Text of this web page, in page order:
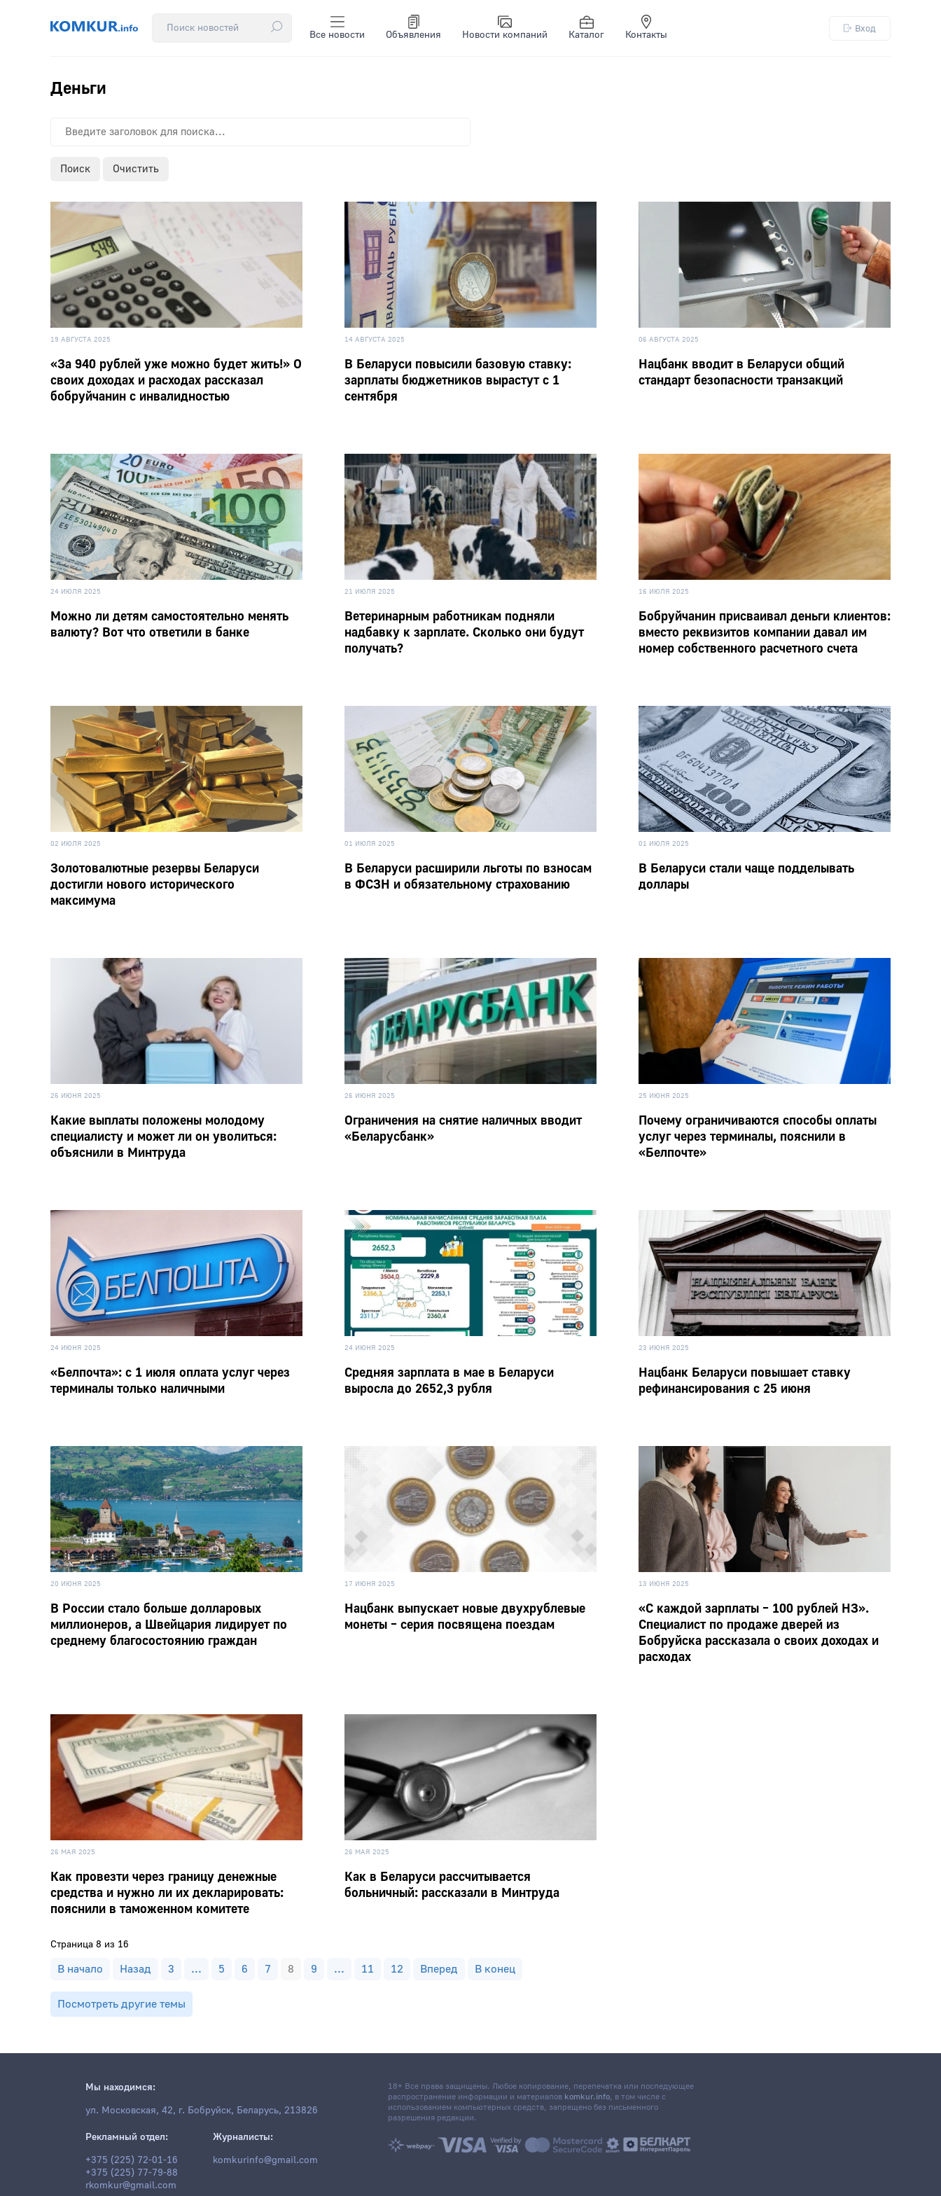
Все новости Объявления Новости компаний Каталог Контакты
Вход
Деньги
Поиск Очистить
19 АВГУСТА 2025
«За 940 рублей уже можно будет жить!» О
своих доходах и расходах рассказал
бобруйчанин с инвалидностью
14 АВГУСТА 2025
В Беларуси повысили базовую ставку:
зарплаты бюджетников вырастут с 1
сентября
06 АВГУСТА 2025
Нацбанк вводит в Беларуси общий
стандарт безопасности транзакций
24 ИЮЛЯ 2025
Можно ли детям самостоятельно менять
валюту? Вот что ответили в банке
21 ИЮЛЯ 2025
Ветеринарным работникам подняли
надбавку к зарплате. Сколько они будут
получать?
16 ИЮЛЯ 2025
Бобруйчанин присваивал деньги клиентов:
вместо реквизитов компании давал им
номер собственного расчетного счета
02 ИЮЛЯ 2025
Золотовалютные резервы Беларуси
достигли нового исторического
максимума
01 ИЮЛЯ 2025
В Беларуси расширили льготы по взносам
в ФСЗН и обязательному страхованию
01 ИЮЛЯ 2025
В Беларуси стали чаще подделывать
доллары
26 ИЮНЯ 2025
Какие выплаты положены молодому
специалисту и может ли он уволиться:
объяснили в Минтруда
26 ИЮНЯ 2025
Ограничения на снятие наличных вводит
«Беларусбанк»
25 ИЮНЯ 2025
Почему ограничиваются способы оплаты
услуг через терминалы, пояснили в
«Белпочте»
24 ИЮНЯ 2025
«Белпочта»: с 1 июля оплата услуг через
терминалы только наличными
24 ИЮНЯ 2025
Средняя зарплата в мае в Беларуси
выросла до 2652,3 рубля
23 ИЮНЯ 2025
Нацбанк Беларуси повышает ставку
рефинансирования с 25 июня
20 ИЮНЯ 2025
В России стало больше долларовых
миллионеров, а Швейцария лидирует по
среднему благосостоянию граждан
17 ИЮНЯ 2025
Нацбанк выпускает новые двухрублевые
монеты – серия посвящена поездам
13 ИЮНЯ 2025
«С каждой зарплаты – 100 рублей НЗ».
Специалист по продаже дверей из
Бобруйска рассказала о своих доходах и
расходах
26 МАЯ 2025
Как провезти через границу денежные
средства и нужно ли их декларировать:
пояснили в таможенном комитете
26 МАЯ 2025
Как в Беларуси рассчитывается
больничный: рассказали в Минтруда
Страница 8 из 16
В начало Назад 3 ... 5 6 7 8 9 ... 11 12 Вперед В конец
Посмотреть другие темы
Мы находимся:
ул. Московская, 42, г. Бобруйск, Беларусь, 213826
Рекламный отдел:
+375 (225) 72-01-16
+375 (225) 77-79-88
rkomkur@gmail.com
Журналисты:
komkurinfo@gmail.com
18+ Все права защищены. Любое копирование, перепечатка или последующее
распространение информации и материалов komkur.info, в том числе с
использованием компьютерных средств, запрещено без письменного
разрешения редакции.